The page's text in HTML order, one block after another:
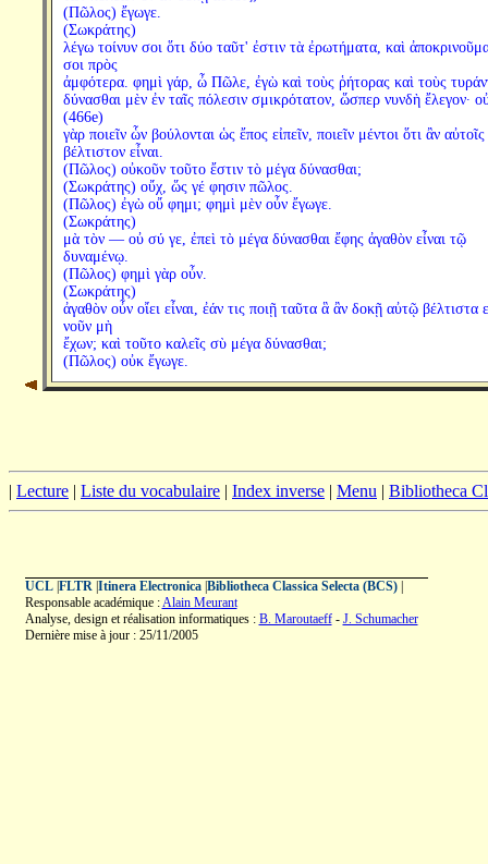
(Πῶλος) ἔγωγε.
(Σωκράτης)
λέγω τοίνυν σοι ὅτι δύο ταῦτ' ἐστιν τὰ ἐρωτήματα, καὶ
σοι πρὸς
ἀμφότερα. φημὶ γάρ, ὦ Πῶλε, ἐγὼ καὶ τοὺς ῥήτορας καὶ τοὺς
δύνασθαι μὲν ἐν ταῖς πόλεσιν σμικρότατον, ὥσπερ νυνδὴ ἔλεγον·
(466e)
γὰρ ποιεῖν ὧν βούλονται ὡς ἔπος εἰπεῖν, ποιεῖν μέντοι ὅτι ἂν
βέλτιστον εἶναι.
(Πῶλος) οὐκοῦν τοῦτο ἔστιν τὸ μέγα δύνασθαι;
(Σωκράτης) οὔχ, ὥς γέ φησιν πῶλος.
(Πῶλος) ἐγὼ οὔ φημι; φημὶ μὲν οὖν ἔγωγε.
(Σωκράτης)
μὰ τὸν — οὐ σύ γε, ἐπεὶ τὸ μέγα δύνασθαι ἔφης ἀγαθὸν εἶναι τῷ
δυναμένῳ.
(Πῶλος) φημὶ γὰρ οὖν.
(Σωκράτης)
ἀγαθὸν οὖν οἴει εἶναι, ἐάν τις ποιῇ ταῦτα ἃ ἂν δοκῇ αὐτῷ βέλτιστα
νοῦν μὴ
ἔχων; καὶ τοῦτο καλεῖς σὺ μέγα δύνασθαι;
(Πῶλος) οὐκ ἔγωγε.
| Lecture | Liste du vocabulaire | Index inverse | Menu | Bibliotheca
UCL| FLTR| Itinera Electronica| Bibliotheca Classica Selecta (BCS)|
Responsable académique :Alain Meurant
Analyse, design et réalisation informatiques : B. Maroutaeff- J. Schumacher
Dernière mise à jour : 25/11/2005